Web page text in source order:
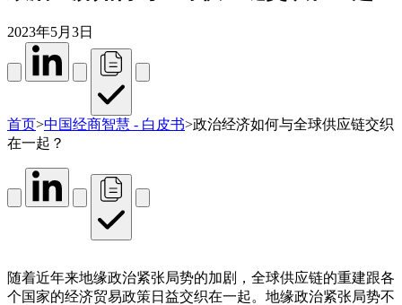
2023年5月3日
首页>中国经商智慧 - 白皮书>政治经济如何与全球供应链交织
在一起？
随着近年来地缘政治紧张局势的加剧，全球供应链的重建跟各
个国家的经济贸易政策日益交织在一起。地缘政治紧张局势不